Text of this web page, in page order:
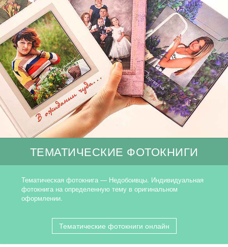
ТЕМАТИЧЕСКИЕ ФОТОКНИГИ
Тематическая фотокнига — Недобоивцы. Индивидуальная
фотокнига на определенную тему в оригинальном
оформлении.
Тематические фотокниги онлайн